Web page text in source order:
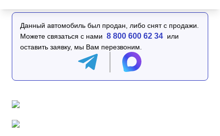
Данный автомобиль был продан, либо снят с продажи.
Можете связаться с нами 8 800 600 62 34 или
оставить заявку, мы Вам перезвоним.